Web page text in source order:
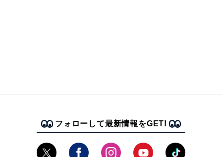
フォローして最新情報をGET!